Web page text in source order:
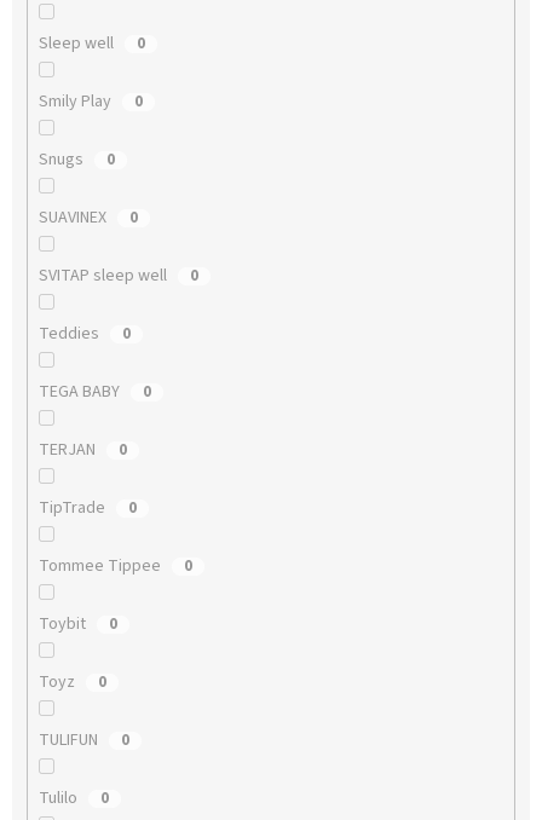
Sleep well 0
Smily Play 0
Snugs 0
SUAVINEX 0
SVITAP sleep well 0
Teddies 0
TEGA BABY 0
TERJAN 0
TipTrade 0
Tommee Tippee 0
Toybit 0
Toyz 0
TULIFUN 0
Tulilo 0